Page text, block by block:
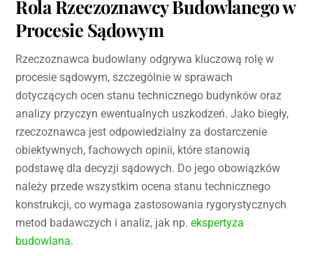
Rola Rzeczoznawcy Budowlanego w
Procesie Sądowym
Rzeczoznawca budowlany odgrywa kluczową rolę w
procesie sądowym, szczególnie w sprawach
dotyczących ocen stanu technicznego budynków oraz
analizy przyczyn ewentualnych uszkodzeń. Jako biegły,
rzeczoznawca jest odpowiedzialny za dostarczenie
obiektywnych, fachowych opinii, które stanowią
podstawę dla decyzji sądowych. Do jego obowiązków
należy przede wszystkim ocena stanu technicznego
konstrukcji, co wymaga zastosowania rygorystycznych
metod badawczych i analiz, jak np.ekspertyza
budowlana.